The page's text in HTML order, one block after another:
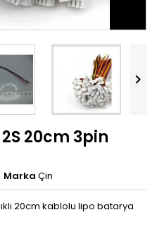

20cm 3pin
Marka Çin
20cm kablolu lipo batarya